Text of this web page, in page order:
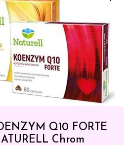
Q10 FORTE
Chrom